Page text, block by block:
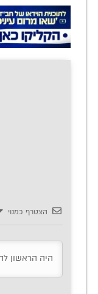
הצטרף כמנוי